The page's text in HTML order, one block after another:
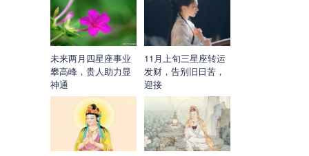
未来两月四星座事业
攀高峰，贵人助力显
神通
11月上旬三星座转运
发财，告别旧日苦，
迎接